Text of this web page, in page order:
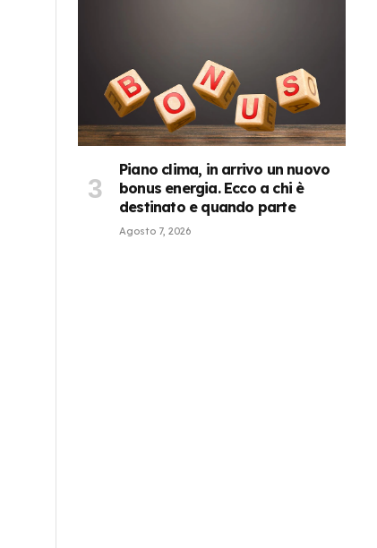
Piano clima, in arrivo un nuovo
bonus energia. Ecco a chi è
destinato e quando parte
Agosto 7, 2026